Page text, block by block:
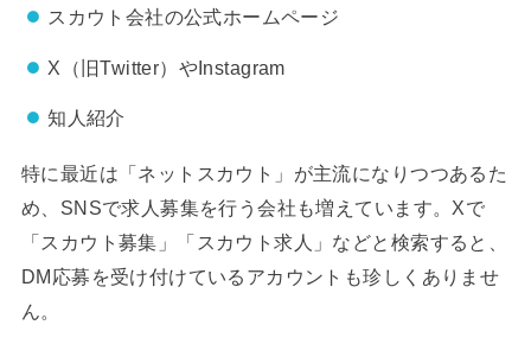
スカウト会社の公式ホームページ
X（旧Twitter）やInstagram
知人紹介
特に最近は「ネットスカウト」が主流になりつつあるた
め、SNSで求人募集を行う会社も増えています。Xで
「スカウト募集」「スカウト求人」などと検索すると、
DM応募を受け付けているアカウントも珍しくありませ
ん。